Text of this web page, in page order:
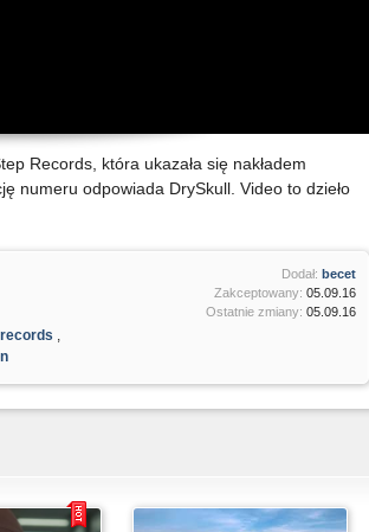
Records, która ukazała się nakładem
numeru odpowiada DrySkull. Video to dzieło
,
Dodał: becet
Zakceptowany: 05.09.16
Ostatnie zmiany: 05.09.16